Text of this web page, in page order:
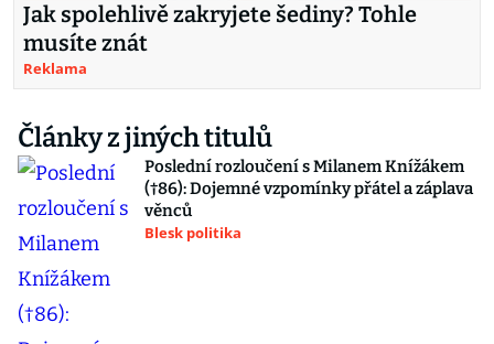
Jak spolehlivě zakryjete šediny? Tohle
musíte znát
Reklama
Články z jiných titulů
Poslední rozloučení s Milanem Knížákem
(†86): Dojemné vzpomínky přátel a záplava
věnců
Blesk politika